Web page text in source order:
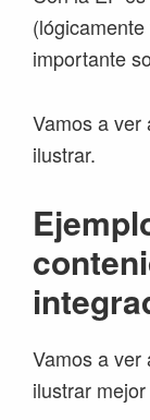
importante
Vamos a ver
ilustrar.
Vamos a ver
ilustrar